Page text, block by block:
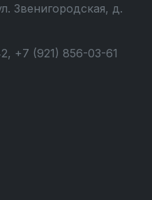
Звенигородская, д.
+7 (921) 856-03-61